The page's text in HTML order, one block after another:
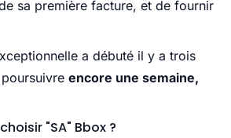
sa première facture, et de fournir
a débuté il y a trois
encore une semaine,
"SA" Bbox ?